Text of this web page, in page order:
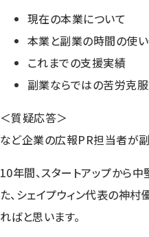
現在の本業について
本業と副業の時間の使
これまでの支援実績
副業ならではの苦労克
＜質疑応答＞
など企業の広報PR担当者が
10年間、スタートアップから
た、シェイプウィン代表の神
ればと思います。